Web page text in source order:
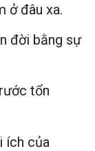
ở đâu xa.
đời bằng sự
tổn
ích của